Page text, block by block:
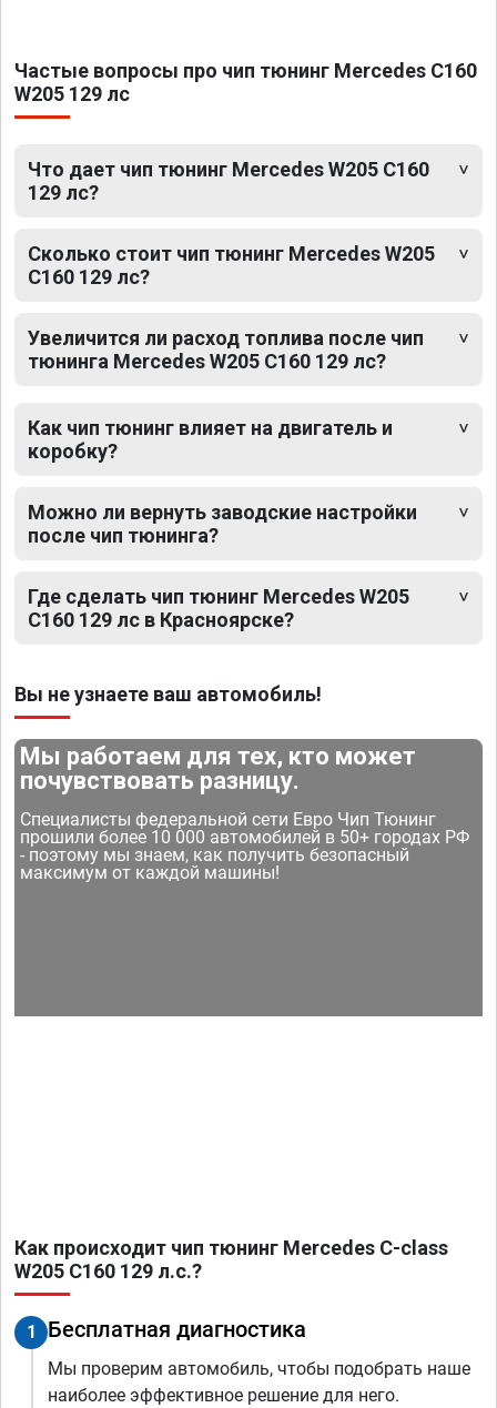
Частые вопросы про чип тюнинг Mercedes C160
W205 129 лс
Что дает чип тюнинг Mercedes W205 C160
129 лс?
Сколько стоит чип тюнинг Mercedes W205
C160 129 лс?
Увеличится ли расход топлива после чип
тюнинга Mercedes W205 C160 129 лс?
Как чип тюнинг влияет на двигатель и
коробку?
Можно ли вернуть заводские настройки
после чип тюнинга?
Где сделать чип тюнинг Mercedes W205
C160 129 лс в Красноярске?
Вы не узнаете ваш автомобиль!
Мы работаем для тех, кто может
почувствовать разницу.
Специалисты федеральной сети Евро Чип Тюнинг
прошили более 10 000 автомобилей в 50+ городах РФ
- поэтому мы знаем, как получить безопасный
максимум от каждой машины!
Как происходит чип тюнинг Mercedes C-class
W205 C160 129 л.с.?
1 Бесплатная диагностика
Мы проверим автомобиль, чтобы подобрать наше
наиболее эффективное решение для него.